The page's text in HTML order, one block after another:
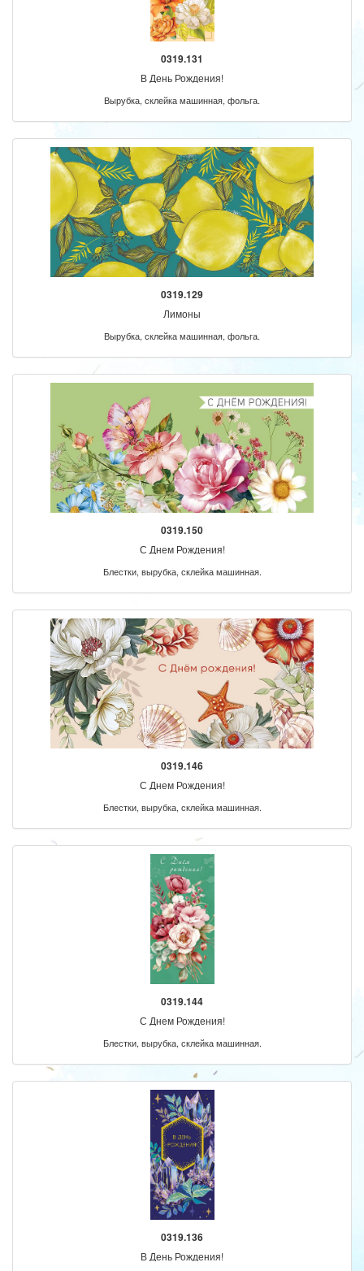
0319.131
В День Рождения!
Вырубка, склейка машинная, фольга.
0319.129
Лимоны
Вырубка, склейка машинная, фольга.
0319.150
С Днем Рождения!
Блестки, вырубка, склейка машинная.
0319.146
С Днем Рождения!
Блестки, вырубка, склейка машинная.
0319.144
С Днем Рождения!
Блестки, вырубка, склейка машинная.
0319.136
В День Рождения!